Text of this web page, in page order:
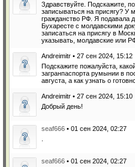
Здравствуйте. Подскажите,
записываться на присягу? У
гражданство РФ. Я подавала
Бухаресте с молдавскими
записаться на присягу в
указывать, молдавские или
Andreimitr • 27 сен 2024, 15:12
Подскажите пожалуйста,
загранпаспорта румынии в
августа, а как узнать о
Andreimitr • 27 сен 2024, 15:10
Добрый день!
seaf666 • 01 сен 2024, 02:27
.
seaf666 • 01 сен 2024, 02:27